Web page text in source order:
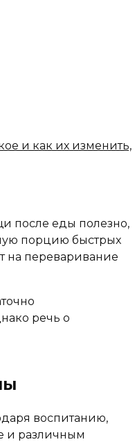
и как их изменить,
после еды полезно,
порцию быстрых
на переваривание
речь о
воспитанию,
и различным